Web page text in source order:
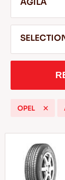
SERVICE &
Conseils
LIRE LA SUITE
AGILA
OPEL